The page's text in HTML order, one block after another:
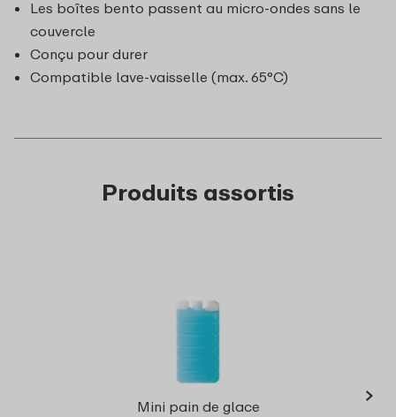
Les boîtes bento passent au micro-ondes sans le
couvercle
Conçu pour durer
Compatible lave-vaisselle (max. 65°C)
Produits assortis
Mini pain de glace ›